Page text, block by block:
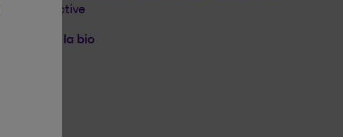
collective
Voir la bio
LINK_SR_DE Éric Trudel